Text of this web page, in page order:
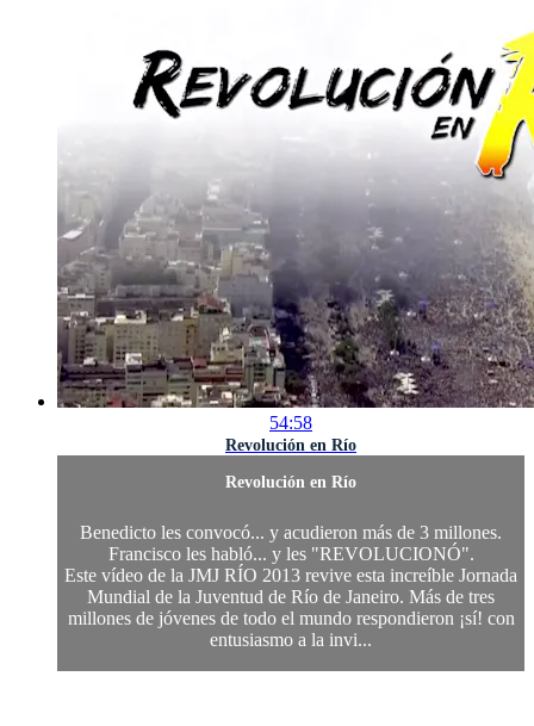
54:58
Revolución en Río
Revolución en Río
Benedicto les convocó... y acudieron más de 3 millones.
Francisco les habló... y les "REVOLUCIONÓ".
Este vídeo de la JMJ RÍO 2013 revive esta increíble Jornada
Mundial de la Juventud de Río de Janeiro. Más de tres
millones de jóvenes de todo el mundo respondieron ¡sí! con
entusiasmo a la invi...